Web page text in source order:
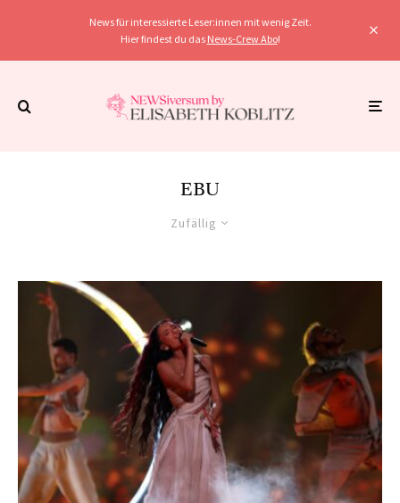
News für interessierte Leser:innen mit wenig Zeit.
Hier findest du das News-Crew Abo!
EBU
Zufällig